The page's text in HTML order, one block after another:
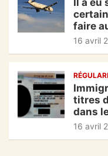
Il a
faire
16 avril
titres
dans
16 avril